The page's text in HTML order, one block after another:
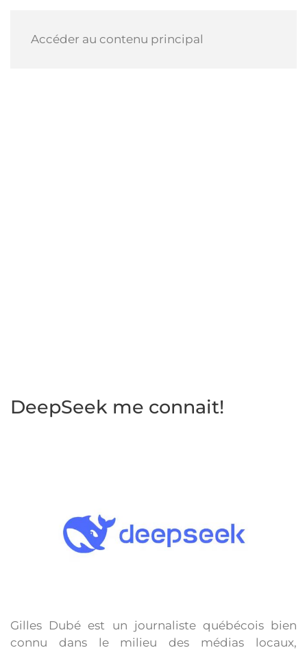
Accéder au contenu principal
DeepSeek me connait!
Gilles Dubé est un journaliste québécois bien
connu dans le milieu des médias locaux,